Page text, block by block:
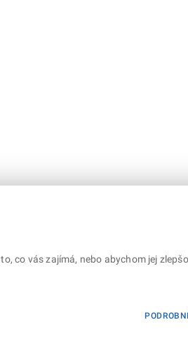
co vás zajímá, nebo abychom jej